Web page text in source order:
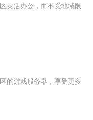
灵活办公，而不受地域限
的游戏服务器，享受更多